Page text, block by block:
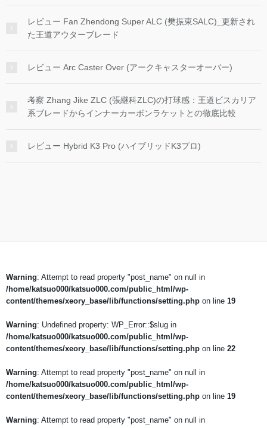
レビュー Fan Zhendong Super ALC (樊振東SALC)_更新され
た王道アウターブレード
レビュー Arc Caster Over (アークキャスターオーバー)
考察 Zhang Jike ZLC (張継科ZLC)の打球感：王道ビスカリア
系ブレードからインナーカーボンラケットとの徹底比較
レビュー Hybrid K3 Pro (ハイブリッドK3プロ)
Warning: Attempt to read property "post_name" on null in
/home/katsuo000/katsuo000.com/public_html/wp-
content/themes/xeory_base/lib/functions/setting.php on line 19
Warning: Undefined property: WP_Error::$slug in
/home/katsuo000/katsuo000.com/public_html/wp-
content/themes/xeory_base/lib/functions/setting.php on line 22
Warning: Attempt to read property "post_name" on null in
/home/katsuo000/katsuo000.com/public_html/wp-
content/themes/xeory_base/lib/functions/setting.php on line 19
Warning: Attempt to read property "post_name" on null in